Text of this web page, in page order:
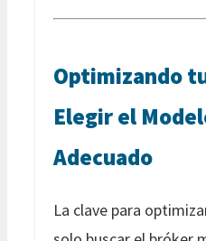
Optimizando
Elegir el
Adecuado
La clave para